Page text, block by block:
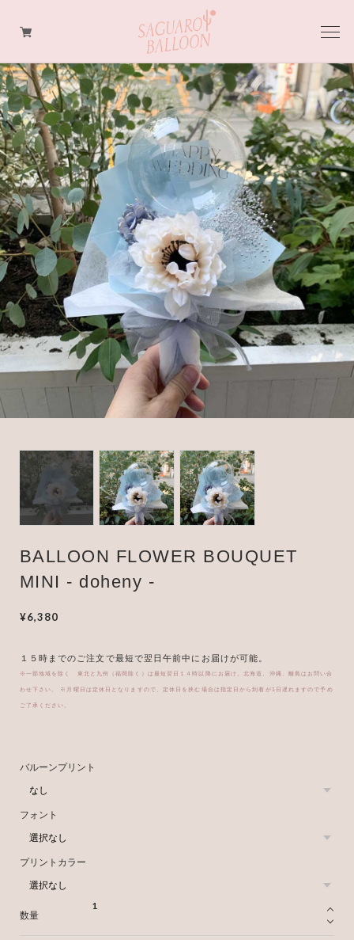
BALLOON FLOWER BOUQUET
BALLOON FLOWER TABLE TOP
BALLOON FLOWER FLOAT TYPE
ORDER MADE
OPTION
BALLOON TWIST BALLOON
LollyPops BALLOON
BUTTERCUP BALLOON
BALLOON FLOWER BOUQUET
MINI - doheny -
¥6,380
１５時までのご注文で最短で翌日午前中にお届けが可能。
※一部地域を除く 東北と九州（福岡除く）は最短翌日１４時以降にお届け。北海道、沖縄、離島はお問い合
わせ下さい。 ※月曜日は定休日となりますので、定休日を挟む場合は指定日から到着が1日遅れますので予め
ご了承ください。
バルーンプリント
フォント
プリントカラー
数量